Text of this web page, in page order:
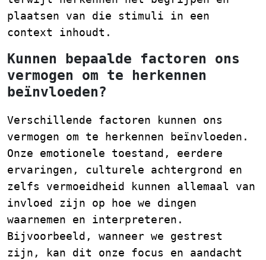
plaatsen van die stimuli in een
context inhoudt.
Kunnen bepaalde factoren ons
vermogen om te herkennen
beïnvloeden?
Verschillende factoren kunnen ons
vermogen om te herkennen beïnvloeden.
Onze emotionele toestand, eerdere
ervaringen, culturele achtergrond en
zelfs vermoeidheid kunnen allemaal van
invloed zijn op hoe we dingen
waarnemen en interpreteren.
Bijvoorbeeld, wanneer we gestrest
zijn, kan dit onze focus en aandacht